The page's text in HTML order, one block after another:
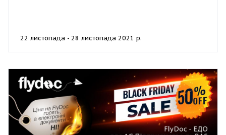
22 листопада - 28 листопада 2021 р.